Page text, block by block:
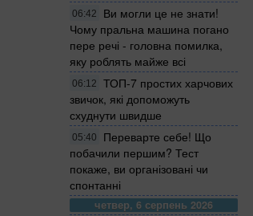
06:42
Ви могли це не знати!
Чому пральна машина погано
пере речі - головна помилка,
яку роблять майже всі
06:12
ТОП-7 простих харчових
звичок, які допоможуть
схуднути швидше
05:40
Переварте себе! Що
побачили першим? Тест
покаже, ви організовані чи
спонтанні
четвер, 6 серпень 2026